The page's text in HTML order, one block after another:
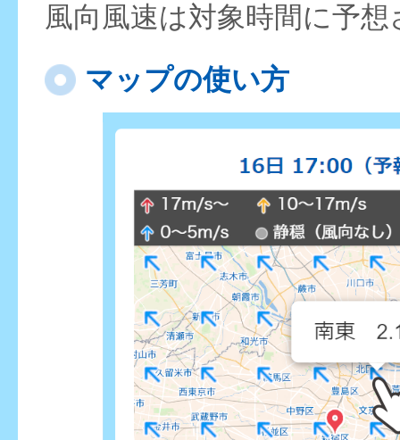
風向風速は対象時間に予
マップの使い方